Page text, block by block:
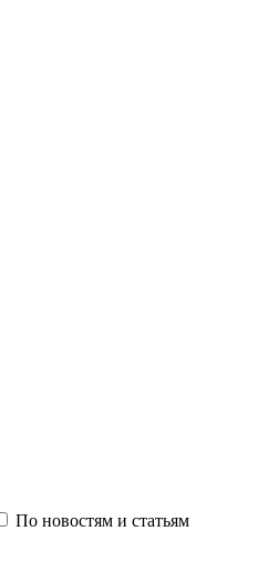
По новостям и статьям